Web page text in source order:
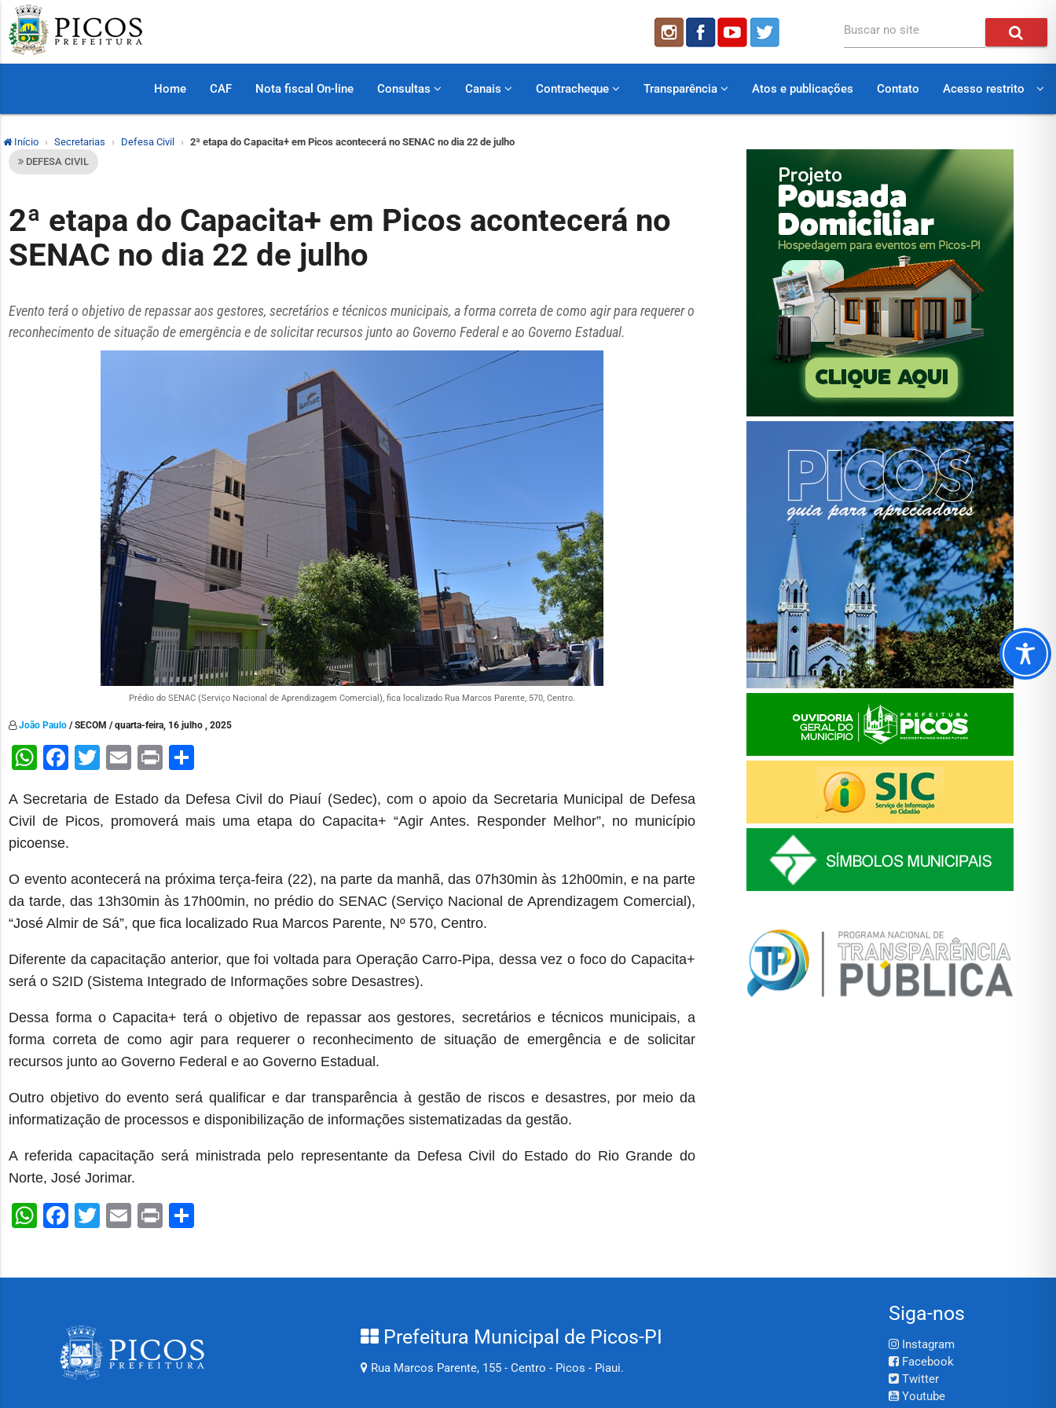
Buscar no site
Home CAF Nota fiscal On-line Consultas Canais Contracheque Transparência Atos e publicações Contato Acesso restrito
Início Secretarias Defesa Civil
2ª etapa do Capacita+ em Picos acontecerá no SENAC no dia 22 de julho
DEFESA CIVIL
2ª etapa do Capacita+ em Picos acontecerá no
SENAC no dia 22 de julho
Evento terá o objetivo de repassar aos gestores, secretários e técnicos municipais, a forma correta de como agir para requerer o
reconhecimento de situação de emergência e de solicitar recursos junto ao Governo Federal e ao Governo Estadual.
Prédio do SENAC (Serviço Nacional de Aprendizagem Comercial), fica localizado Rua Marcos Parente, 570, Centro.
João Paulo / SECOM / quarta-feira, 16 julho , 2025
WhatsApp
Facebook
Twitter
Email
Print
A Secretaria de Estado da Defesa Civil do Piauí (Sedec), com o apoio da Secretaria Municipal de Defesa
Civil de Picos, promoverá mais uma etapa do Capacita+ “Agir Antes. Responder Melhor”, no município
picoense.
O evento acontecerá na próxima terça-feira (22), na parte da manhã, das 07h30min às 12h00min, e na parte
da tarde, das 13h30min às 17h00min, no prédio do SENAC (Serviço Nacional de Aprendizagem Comercial),
“José Almir de Sá”, que fica localizado Rua Marcos Parente, Nº 570, Centro.
Diferente da capacitação anterior, que foi voltada para Operação Carro-Pipa, dessa vez o foco do Capacita+
será o S2ID (Sistema Integrado de Informações sobre Desastres).
Dessa forma o Capacita+ terá o objetivo de repassar aos gestores, secretários e técnicos municipais, a
forma correta de como agir para requerer o reconhecimento de situação de emergência e de solicitar
recursos junto ao Governo Federal e ao Governo Estadual.
Outro objetivo do evento será qualificar e dar transparência à gestão de riscos e desastres, por meio da
informatização de processos e disponibilização de informações sistematizadas da gestão.
A referida capacitação será ministrada pelo representante da Defesa Civil do Estado do Rio Grande do
Norte, José Jorimar.
WhatsApp
Facebook
Twitter
Email
Print
Prefeitura Municipal de Picos-PI
Rua Marcos Parente, 155 - Centro - Picos - Piaui.
Siga-nos
Instagram
Facebook
Twitter
Youtube